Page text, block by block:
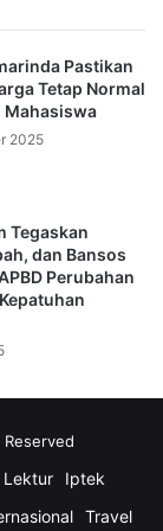
banyak
Wiyono.
sebagai salah
irigasi
lainnya, dan
salah satu
target
ekonomi
kreatif,
dukungan
juga lebih
Pastikan
Tetap Normal
Mahasiswa
2025
Tegaskan
dan Bansos
Perubahan
Lektur
Iptek
Travel